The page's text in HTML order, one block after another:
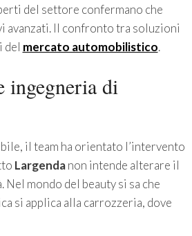
del settore confermano che
avanzati. Il confronto tra soluzioni
del mercato automobilistico.
ingegneria di
il team ha orientato l’intervento
Largendanon intende alterare il
mondo del beauty si sa che
si applica alla carrozzeria, dove